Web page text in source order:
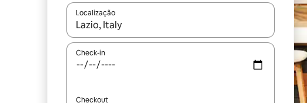
Localização
Quando os resultados estiverem disponíveis, explore-os
Check-in
Checkout